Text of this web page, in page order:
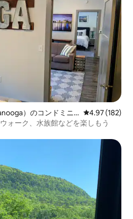
です。
）のコンドミニ
レビュー182
4.97 (182)
ォーク、水族館などを楽しもう
です。